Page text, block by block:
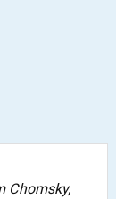
Chomsky,